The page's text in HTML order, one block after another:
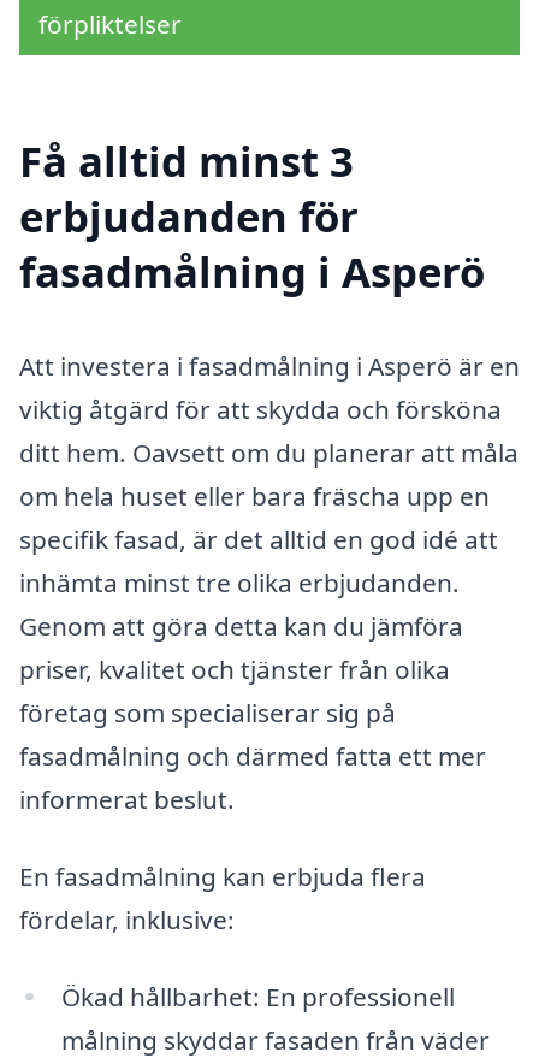
förpliktelser
Få alltid minst 3
erbjudanden för
fasadmålning i Asperö
Att investera i fasadmålning i Asperö är en
viktig åtgärd för att skydda och försköna
ditt hem. Oavsett om du planerar att måla
om hela huset eller bara fräscha upp en
specifik fasad, är det alltid en god idé att
inhämta minst tre olika erbjudanden.
Genom att göra detta kan du jämföra
priser, kvalitet och tjänster från olika
företag som specialiserar sig på
fasadmålning och därmed fatta ett mer
informerat beslut.
En fasadmålning kan erbjuda flera
fördelar, inklusive:
Ökad hållbarhet: En professionell
målning skyddar fasaden från väder